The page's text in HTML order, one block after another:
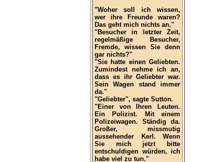
"Woher soll ich wissen,
wer ihre Freunde waren?
Das geht mich nichts an."
"Besucher in letzter Zeit,
regelmäßige Besucher,
Fremde, wissen Sie denn
gar nichts?"
"Sie hatte einen Geliebten.
Zumindest nehme ich an,
dass es ihr Geliebter war.
Sein Wagen stand immer
da."
"Geliebter", sagte Sutton.
"Einer von Ihren Leuten.
Ein Polizist. Mit einem
Polizeiwagen. Ständig da.
Großer, missmutig
aussehender Kerl. Wenn
Sie mich jetzt bitte
entschuldigen würden, ich
habe viel zu tun."